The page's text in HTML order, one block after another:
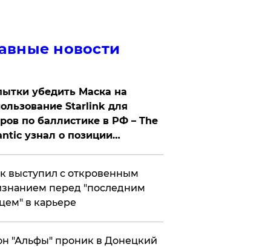
новости
убедить Маска на
Starlink для
по баллистике в РФ – The
узнал о позиции
выступил с откровенным
перед "последним
в карьере
"Альфы" проник в Донецкий